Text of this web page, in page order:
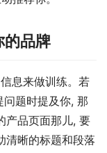
的品牌
息来做训练。若
题时提及你, 那
产品页面那儿, 要
清晰的标题和段落